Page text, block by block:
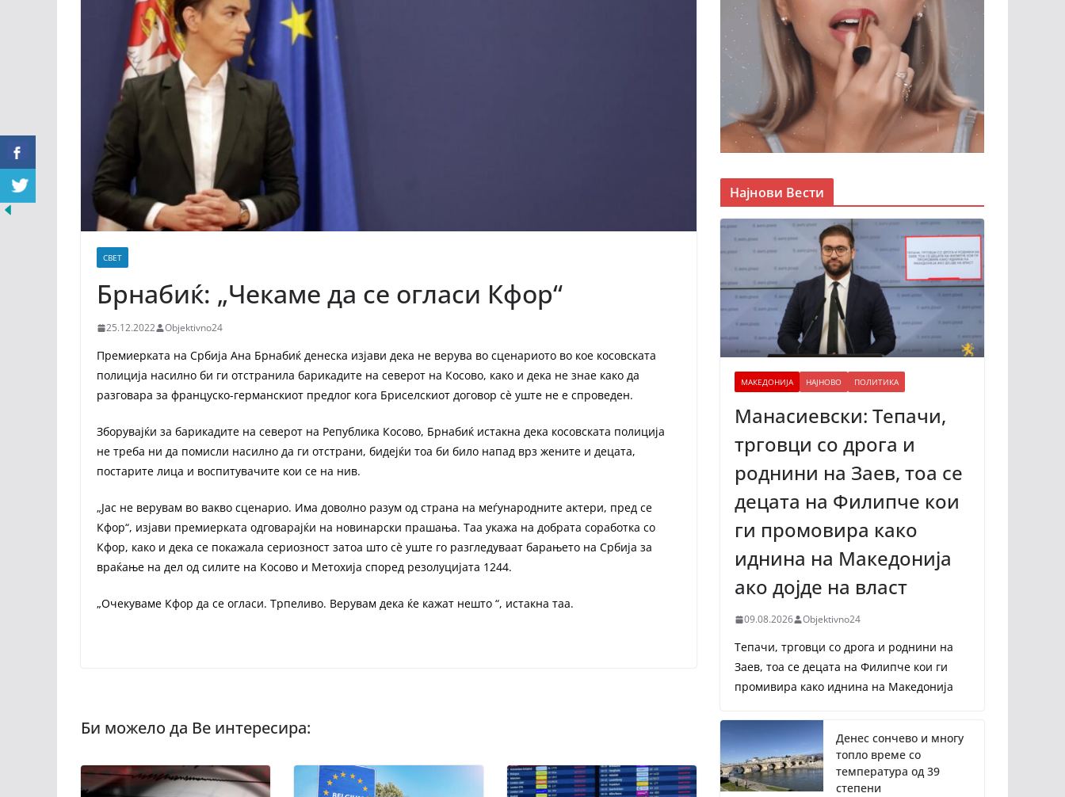
СВЕТ
Брнабиќ: „Чекаме да се огласи Кфор“
25.12.2022 Objektivno24
Премиерката на Србија Ана Брнабиќ денеска изјави дека не верува во сценариото во кое косовската
полиција насилно би ги отстранила барикадите на северот на Косово, како и дека не знае како да
разговара за француско-германскиот предлог кога Бриселскиот договор сѐ уште не е спроведен.
Зборувајќи за барикадите на северот на Република Косово, Брнабиќ истакна дека косовската полиција
не треба ни да помисли насилно да ги отстрани, бидејќи тоа би било напад врз жените и децата,
постарите лица и воспитувачите кои се на нив.
„Јас не верувам во вакво сценарио. Има доволно разум од страна на меѓународните актери, пред се
Кфор“, изјави премиерката одговарајќи на новинарски прашања. Таа укажа на добрата соработка со
Кфор, како и дека се покажала сериозност затоа што сѐ уште го разгледуваат барањето на Србија за
враќање на дел од силите на Косово и Метохија според резолуцијата 1244.
„Очекуваме Кфор да се огласи. Трпеливо. Верувам дека ќе кажат нешто “, истакна таа.
Најнови Вести
МАКЕДОНИЈА НАЈНОВО ПОЛИТИКА
Манасиевски: Тепачи,
трговци со дрога и
роднини на Заев, тоа се
децата на Филипче кои
ги промoвира како
иднина на Македонија
ако дојде на власт
09.08.2026 Objektivno24
Тепачи, трговци со дрога и роднини на
Заев, тоа се децата на Филипче кои ги
промивира како иднина на Македонија
Денес сончево и многу
топло време со
температура од 39
степени